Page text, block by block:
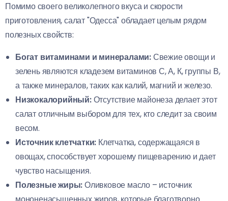
Помимо своего великолепного вкуса и скорости
приготовления, салат "Одесса" обладает целым рядом
полезных свойств:
Богат витаминами и минералами:Свежие овощи и
зелень являются кладезем витаминов С, А, К, группы В,
а также минералов, таких как калий, магний и железо.
Низкокалорийный:Отсутствие майонеза делает этот
салат отличным выбором для тех, кто следит за своим
весом.
Источник клетчатки: Клетчатка, содержащаяся в
овощах, способствует хорошему пищеварению и дает
чувство насыщения.
Полезные жиры:Оливковое масло – источник